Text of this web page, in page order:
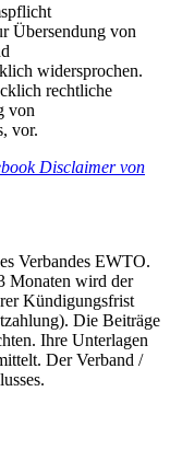
Übersendung von
widersprochen.
rechtliche
von
vor.
Disclaimer von
Verbandes EWTO.
Monaten wird der
Kündigungsfrist
Die Beiträge
Ihre Unterlagen
Der Verband /